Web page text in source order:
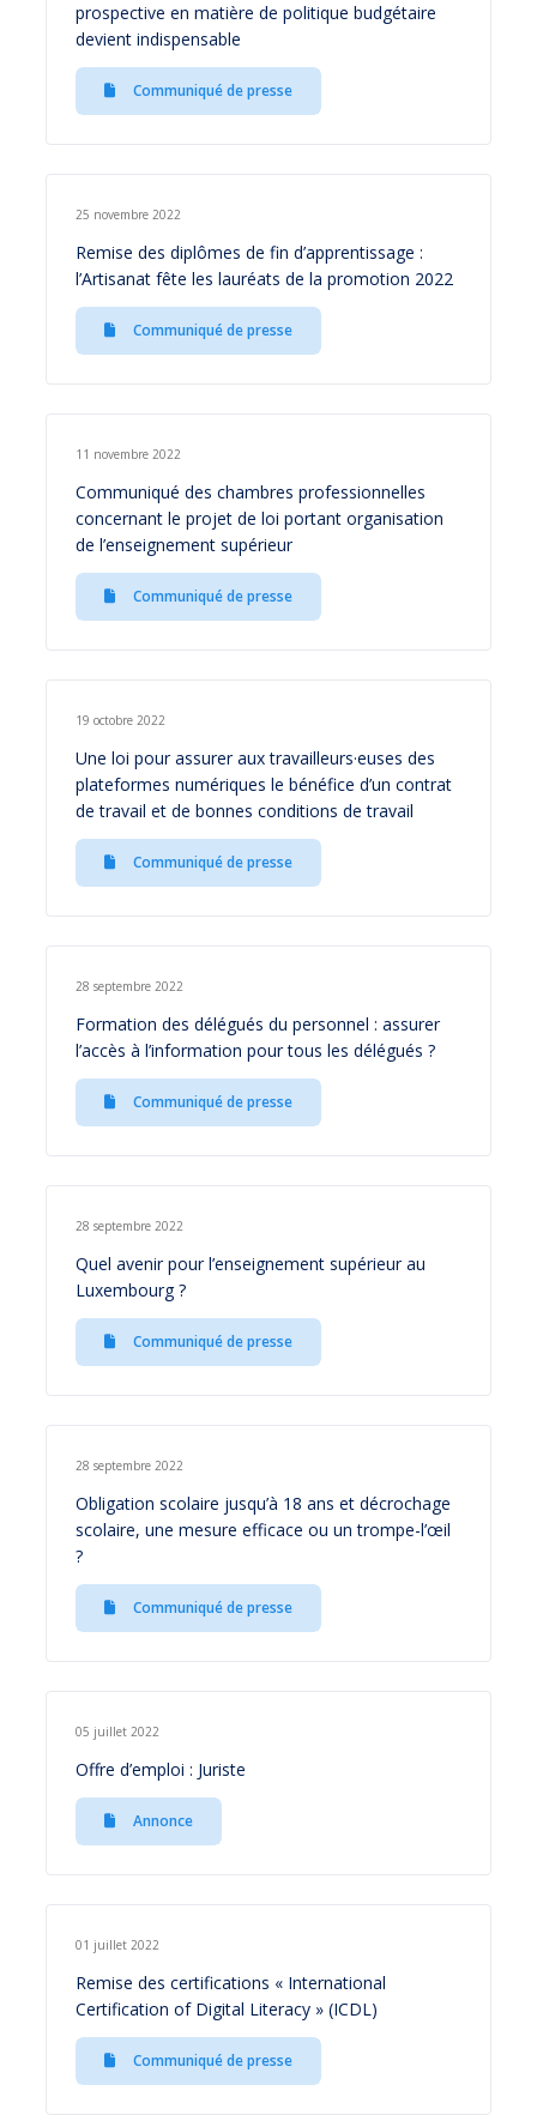
prospective en matière de politique budgétaire
devient indispensable
Communiqué de presse
25 novembre 2022
Remise des diplômes de fin d’apprentissage :
l’Artisanat fête les lauréats de la promotion 2022
Communiqué de presse
11 novembre 2022
Communiqué des chambres professionnelles
concernant le projet de loi portant organisation
de l’enseignement supérieur
Communiqué de presse
19 octobre 2022
Une loi pour assurer aux travailleurs·euses des
plateformes numériques le bénéfice d’un contrat
de travail et de bonnes conditions de travail
Communiqué de presse
28 septembre 2022
Formation des délégués du personnel : assurer
l’accès à l’information pour tous les délégués ?
Communiqué de presse
28 septembre 2022
Quel avenir pour l’enseignement supérieur au
Luxembourg ?
Communiqué de presse
28 septembre 2022
Obligation scolaire jusqu’à 18 ans et décrochage
scolaire, une mesure efficace ou un trompe-l’œil
?
Communiqué de presse
05 juillet 2022
Offre d’emploi : Juriste
Annonce
01 juillet 2022
Remise des certifications « International
Certification of Digital Literacy » (ICDL)
Communiqué de presse